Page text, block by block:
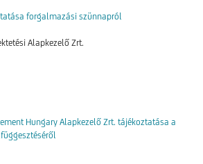
forgalmazási szünnapról
Alapkezelő Zrt.
Hungary Alapkezelő Zrt. tájékoztatása a